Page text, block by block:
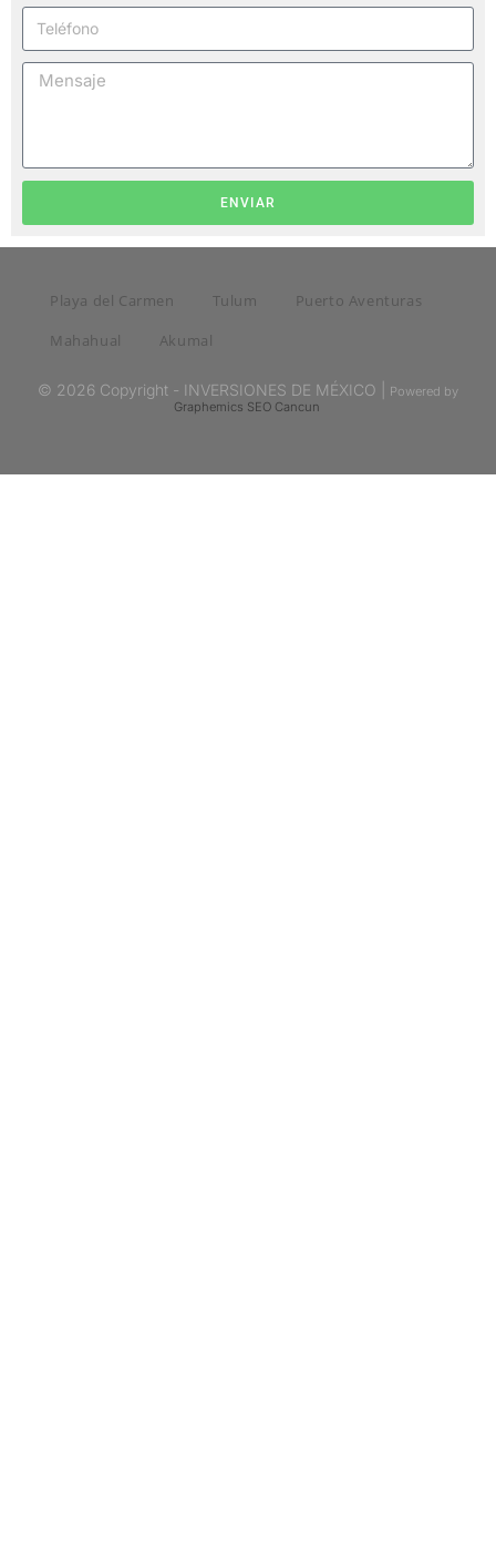
ENVIAR
Playa del Carmen Tulum
Puerto Aventuras
Mahahual
Akumal
© 2026 Copyright - INVERSIONES DE MÉXICO |
Powered by
Graphemics SEO Cancun